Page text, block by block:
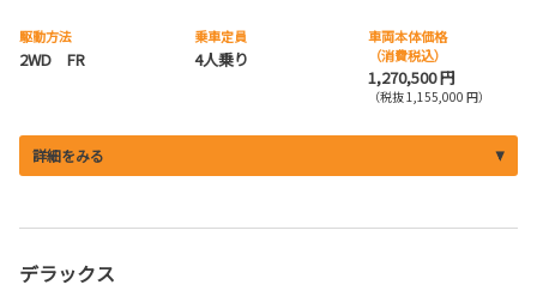
駆動方法
2WD FR
乗車定員
4人乗り
車両本体価格
（消費税込）
1,270,500 円
（税抜 1,155,000 円）
詳細をみる
デラックス